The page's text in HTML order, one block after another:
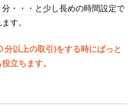
・・・と少し長めの時間設定で
す。
分以上の取引)をする時にぱっと
立ちます。